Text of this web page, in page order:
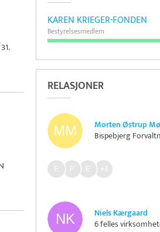
KAREN KRIEGER-FONDEN
Bestyrelsesmedlem
RELASJONER
Morten Østrup
Bispebjerg
+3
Niels Kærgaard
6 felles